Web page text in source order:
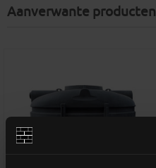
Aanverwante producten